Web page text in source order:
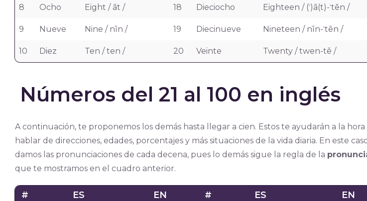
8 Ocho Eight / āt / 18 Dieciocho Eighteen / (ˈ)ā(t)-ˈtēn /
9 Nueve Nine / nīn / 19 Diecinueve Nineteen / nīn-ˈtēn /
10 Diez Ten / ten / 20 Veinte Twenty / twen-tē /
Números del 21 al 100 en inglés
A continuación, te proponemos los demás hasta llegar a cien. Estos te ayudarán a la hora
hablar de direcciones, edades, porcentajes y más situaciones de la vida diaria. En este
damos las pronunciaciones de cada decena, pues lo demás sigue la regla de la
que te mostramos en el cuadro anterior.
# ES EN # ES EN